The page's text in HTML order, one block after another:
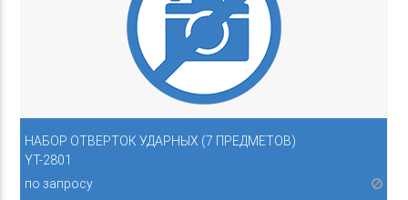
НАБОР ОТВЕРТОК УДАРНЫХ (7 ПРЕДМЕТОВ)
YT-2801
по запросу